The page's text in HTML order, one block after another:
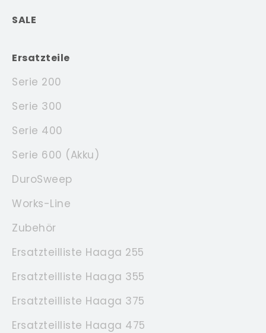
SALE
Ersatzteile
Serie 200
Serie 300
Serie 400
Serie 600 (Akku)
DuroSweep
Works-Line
Zubehör
Ersatzteilliste Haaga 255
Ersatzteilliste Haaga 355
Ersatzteilliste Haaga 375
Ersatzteilliste Haaga 475